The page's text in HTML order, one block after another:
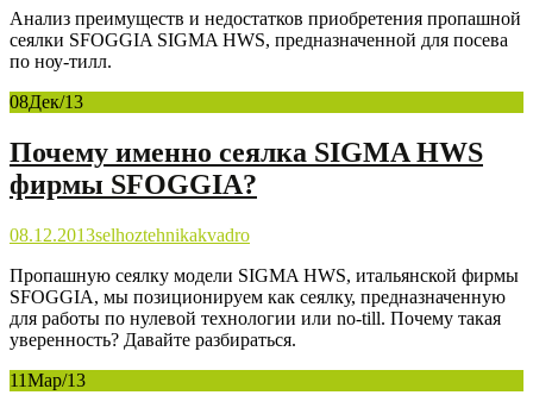
Анализ преимуществ и недостатков приобретения пропашной
сеялки SFOGGIA SIGMA HWS, предназначенной для посева
по ноу-тилл.
08Дек/13
Почему именно сеялка SIGMA HWS
фирмы SFOGGIA?
08.12.2013selhoztehnikakvadro
Пропашную сеялку модели SIGMA HWS, итальянской фирмы
SFOGGIA, мы позиционируем как сеялку, предназначенную
для работы по нулевой технологии или no-till. Почему такая
уверенность? Давайте разбираться.
11Мар/13